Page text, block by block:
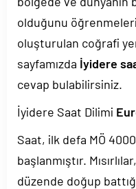
olduğunu
oluşturulan coğrafi
sayfamızda İyidere
cevap bulabilirsiniz.
İyidere Saat Dilimi
Saat, ilk defa MÖ
başlanmıştır.
düzende doğup